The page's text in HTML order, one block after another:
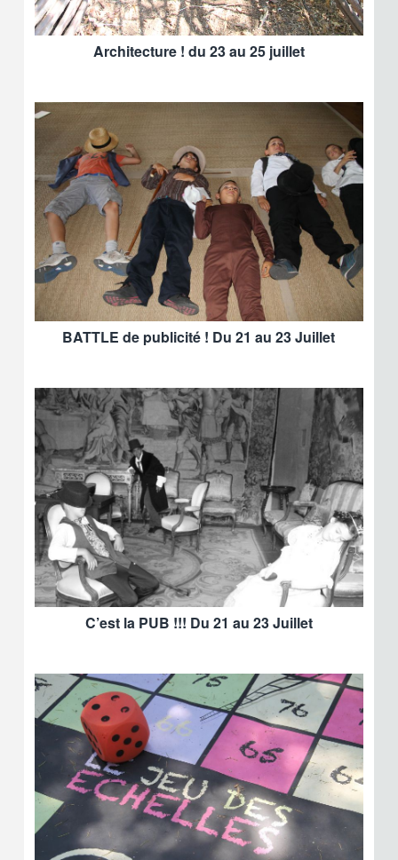
Architecture ! du 23 au 25 juillet
BATTLE de publicité ! Du 21 au 23 Juillet
C’est la PUB !!! Du 21 au 23 Juillet